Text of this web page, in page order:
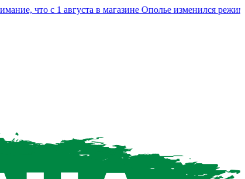
что с 1 августа в магазине Ополье изменился режим